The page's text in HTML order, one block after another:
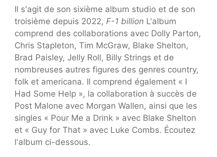
Il s'agit de son sixième album studio et de son
troisième depuis 2022, F-1 billion L'album
comprend des collaborations avec Dolly Parton,
Chris Stapleton, Tim McGraw, Blake Shelton,
Brad Paisley, Jelly Roll, Billy Strings et de
nombreuses autres figures des genres country,
folk et americana. Il comprend également « I
Had Some Help », la collaboration à succès de
Post Malone avec Morgan Wallen, ainsi que les
singles « Pour Me a Drink » avec Blake Shelton
et « Guy for That » avec Luke Combs. Écoutez
l'album ci-dessous.